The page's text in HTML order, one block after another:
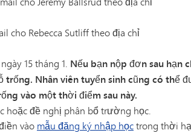
cho Rebecca Sutliff theo địa chỉ
15 tháng 1. Nếu bạn nộp đơn sau hạn
Nhân viên tuyển sinh cũng có thể
vào một thời điểm sau này.
hoặc đề nghị phân bổ trường học.
vào mẫu đăng ký nhập họctrong thời